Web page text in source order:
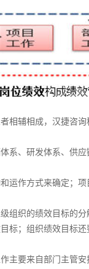
相辅相成，汉捷咨
系、研发体系、供
运作方式来确定；
组织的绩效目标的分
标；组织绩效目标
主要来自部门主管